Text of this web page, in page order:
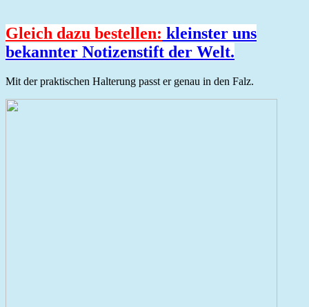
Gleich dazu bestellen: kleinster uns
bekannter Notizenstift der Welt.
Mit der praktischen Halterung passt er genau in den Falz.